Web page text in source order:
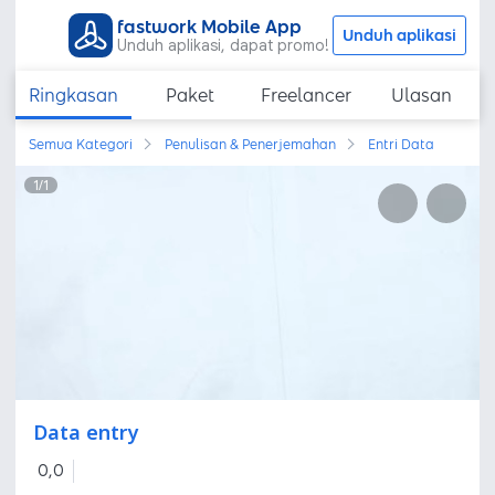
fastwork Mobile App
Unduh aplikasi, dapat promo! Unduh aplikasi
Ringkasan Paket Freelancer Ulasan
Semua Kategori Penulisan & Penerjemahan Entri Data
1/1
Data entry
0,0